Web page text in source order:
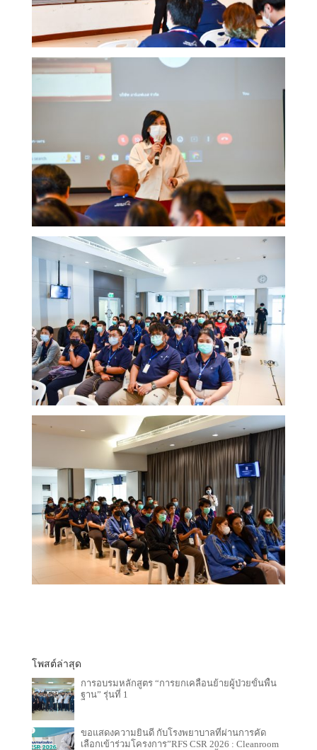
โพสต์ล่าสุด
การอบรมหลักสูตร “การยกเคลื่อนย้ายผู้ป่วยขั้นพื้น
ฐาน” รุ่นที่ 1
ขอแสดงความยินดี กับโรงพยาบาลที่ผ่านการคัด
เลือกเข้าร่วมโครงการ”RFS CSR 2026 : Cleanroom